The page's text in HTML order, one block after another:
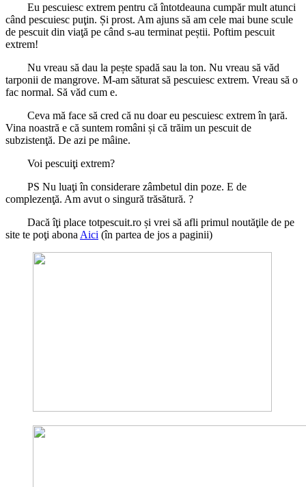
Eu pescuiesc extrem pentru că întotdeauna cumpăr mult atunci
când pescuiesc puţin. Și prost. Am ajuns să am cele mai bune scule
de pescuit din viaţă pe când s-au terminat peștii. Poftim pescuit
extrem!
Nu vreau să dau la pește spadă sau la ton. Nu vreau să văd
tarponii de mangrove. M-am săturat să pescuiesc extrem. Vreau să o
fac normal. Să văd cum e.
Ceva mă face să cred că nu doar eu pescuiesc extrem în ţară.
Vina noastră e că suntem români și că trăim un pescuit de
subzistenţă. De azi pe mâine.
Voi pescuiţi extrem?
PS Nu luaţi în considerare zâmbetul din poze. E de
complezenţă. Am avut o singură trăsătură. ?
Dacă îţi place totpescuit.ro și vrei să afli primul noutăţile de pe
site te poţi abona Aici (în partea de jos a paginii)